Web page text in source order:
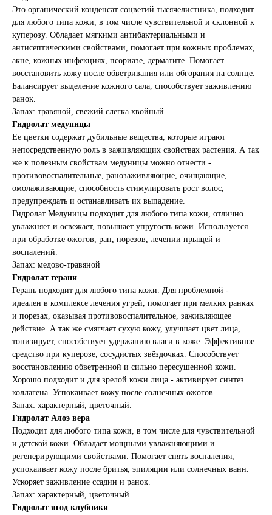
Это органический конденсат соцветий тысячелистника, подходит
для любого типа кожи, в том числе чувствительной и склонной к
куперозу. Обладает мягкими антибактериальными и
антисептическими свойствами, помогает при кожных проблемах,
акне, кожных инфекциях, псориазе, дерматите. Помогает
восстановить кожу после обветривания или обгорания на солнце.
Балансирует выделение кожного сала, способствует заживлению
ранок.
Запах: травяной, свежий слегка хвойный
Гидролат медуницы
Ее цветки содержат дубильные вещества, которые играют
непосредственную роль в заживляющих свойствах растения. А так
же к полезным свойствам медуницы можно отнести -
противовоспалительные, ранозаживляющие, очищающие,
омолаживающие, способность стимулировать рост волос,
предупреждать и останавливать их выпадение.
Гидролат Медуницы подходит для любого типа кожи, отлично
увлажняет и освежает, повышает упругость кожи. Используется
при обработке ожогов, ран, порезов, лечении прыщей и
воспалений.
Запах: медово-травяной
Гидролат герани
Герань подходит для любого типа кожи. Для проблемной -
идеален в комплексе лечения угрей, помогает при мелких ранках
и порезах, оказывая противовоспалительное, заживляющее
действие. А так же смягчает сухую кожу, улучшает цвет лица,
тонизирует, способствует удержанию влаги в коже. Эффективное
средство при куперозе, сосудистых звёздочках. Способствует
восстановлению обветренной и сильно пересушенной кожи.
Хорошо подходит и для зрелой кожи лица - активирует синтез
коллагена. Успокаивает кожу после солнечных ожогов.
Запах: характерный, цветочный.
Гидролат Алоэ вера
Подходит для любого типа кожи, в том числе для чувствительной
и детской кожи. Обладает мощными увлажняющими и
регенерирующими свойствами. Помогает снять воспаления,
успокаивает кожу после бритья, эпиляции или солнечных ванн.
Ускоряет заживление ссадин и ранок.
Запах: характерный, цветочный.
Гидролат ягод клубники